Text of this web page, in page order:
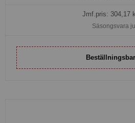
Jmf.pris: 304,17
Säsongsvara jul